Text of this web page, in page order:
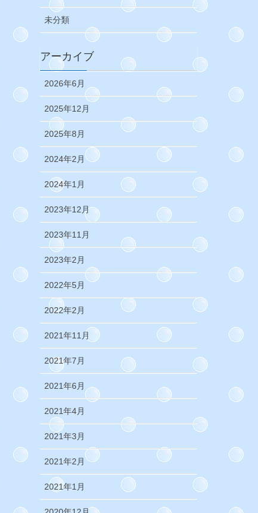
未分類
アーカイブ
2026年6月
2025年12月
2025年8月
2024年2月
2024年1月
2023年12月
2023年11月
2023年2月
2022年5月
2022年2月
2021年11月
2021年7月
2021年6月
2021年4月
2021年3月
2021年2月
2021年1月